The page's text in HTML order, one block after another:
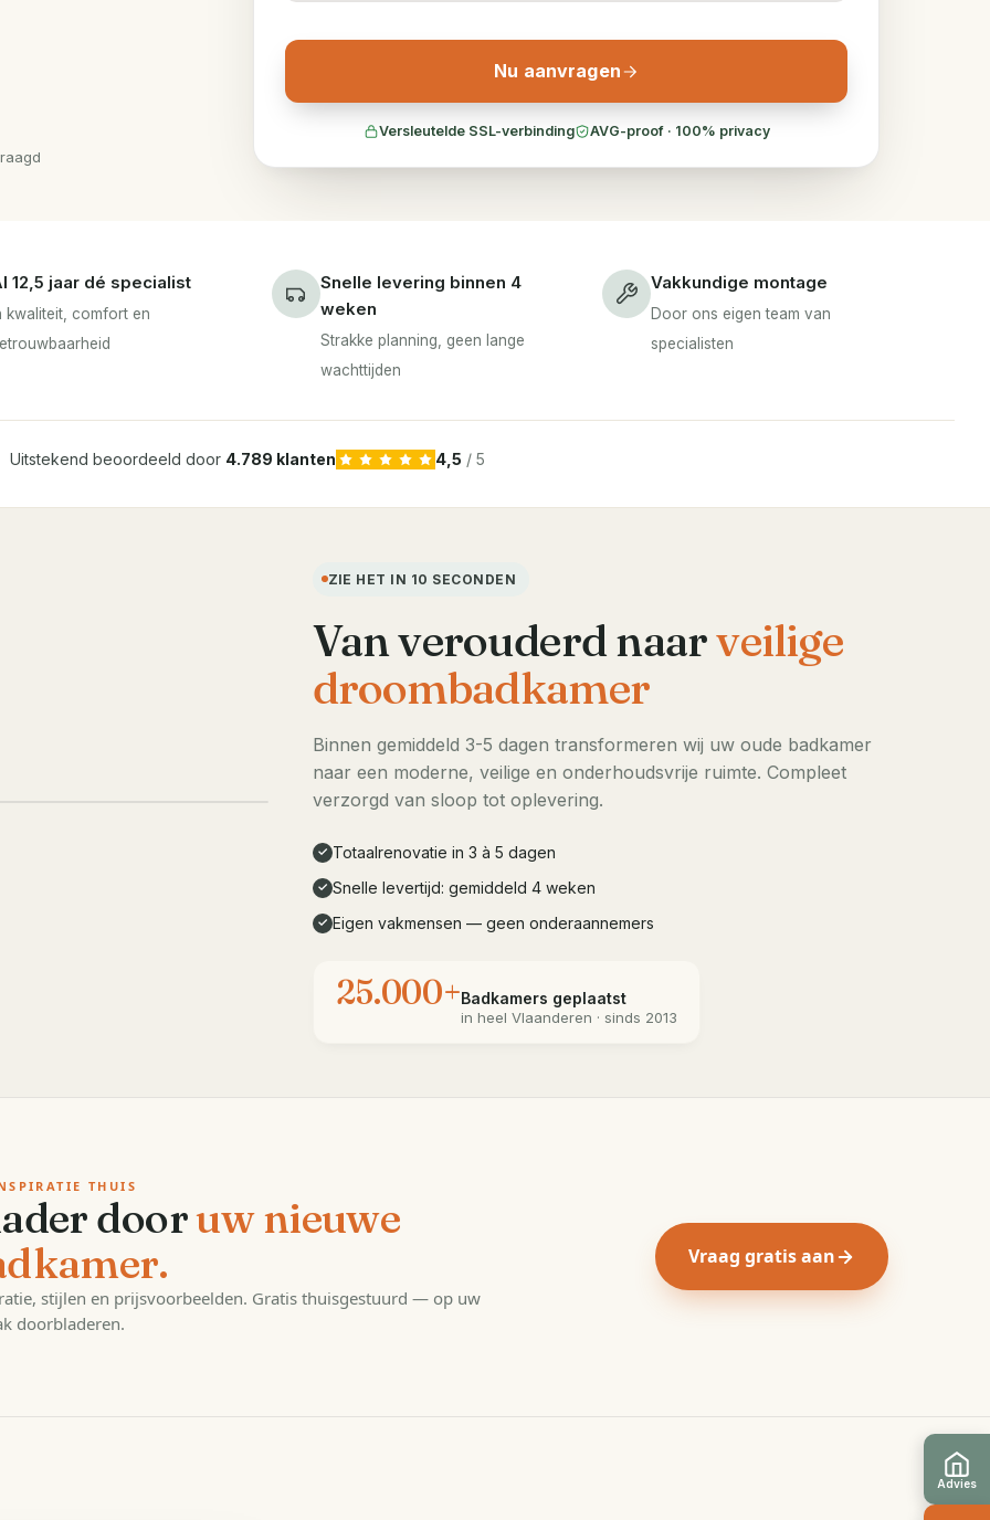
Nu aanvragen
Versleutelde SSL-verbinding AVG-proof · 100% privacy
12,5 jaar dé specialist
kwaliteit, comfort en
Snelle levering binnen 4
weken
Strakke planning, geen lange
wachttijden
Vakkundige montage
Door ons eigen team van
specialisten
Uitstekend beoordeeld door 4.789 klanten 4,5 / 5
ZIE HET IN 10 SECONDEN
Van verouderd naarveilige
droombadkamer
Binnen gemiddeld 3-5 dagen transformeren wij uw oude badkamer
naar een moderne, veilige en onderhoudsvrije ruimte. Compleet
verzorgd van sloop tot oplevering.
✓ Totaalrenovatie in 3 à 5 dagen
✓ Snelle levertijd: gemiddeld 4 weken
✓ Eigen vakmensen — geen onderaannemers
25.000+Badkamers geplaatst
in heelVlaanderen · sinds 2013
THUIS
dooruw nieuwe
stijlen en prijsvoorbeelden. Gratis thuisgestuurd — op uw
doorbladeren.
Vraag gratis aan